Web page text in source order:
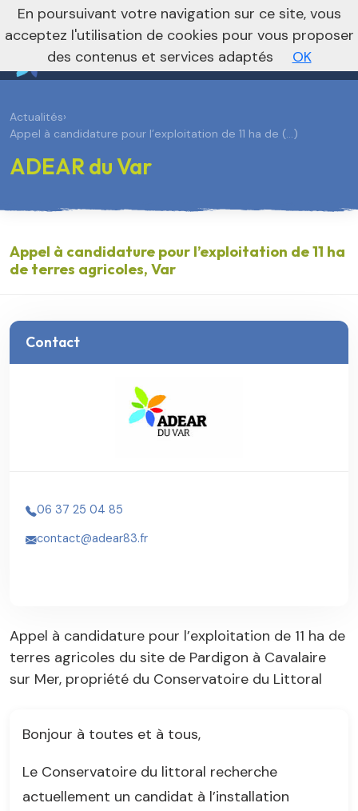
Vers le site national
Actualités›
Appel à candidature pour l’exploitation de 11 ha de (…)
ADEAR du Var
Appel à candidature pour l’exploitation de 11 ha
de terres agricoles, Var
Contact
06 37 25 04 85
contact@adear83.fr
Appel à candidature pour l’exploitation de 11 ha de
terres agricoles du site de Pardigon à Cavalaire
sur Mer, propriété du Conservatoire du Littoral
Bonjour à toutes et à tous,
Le Conservatoire du littoral recherche
actuellement un candidat à l’installation
En poursuivant votre navigation sur ce site, vous
acceptez l'utilisation de cookies pour vous proposer
des contenus et services adaptés
OK